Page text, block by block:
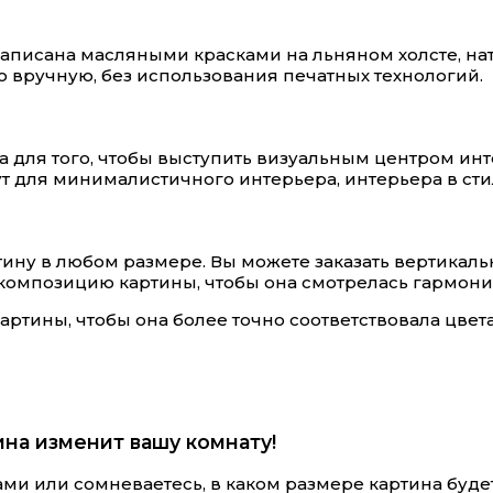
масляными красками на льняном холсте,
без использования печатных технологий.
того, чтобы выступить визуальным центром
минималистичного интерьера, интерьера в
в любом размере. Вы можете заказать
картины, чтобы она смотрелась
чтобы она более точно соответствовала
изменит вашу комнату!
или сомневаетесь, в каком размере картина